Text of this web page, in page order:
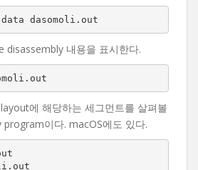
dasomoli.out
disassembly 내용을 표시한다.
에 해당하는 세그먼트를 살펴볼
program이다. macOS에도 있다.